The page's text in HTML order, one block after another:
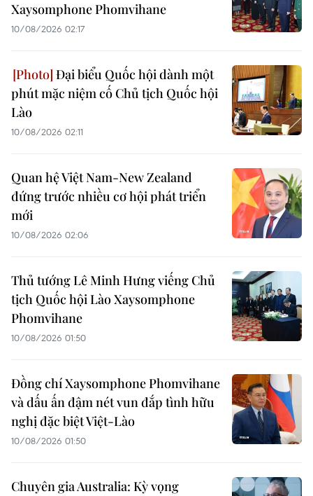
Xaysomphone Phomvihane
10/08/2026 02:17
Đại biểu Quốc hội dành một
phút mặc niệm cố Chủ tịch Quốc hội
Lào
10/08/2026 02:11
Quan hệ Việt Nam-New Zealand
đứng trước nhiều cơ hội phát triển
mới
10/08/2026 02:06
Thủ tướng Lê Minh Hưng viếng Chủ
tịch Quốc hội Lào Xaysomphone
Phomvihane
10/08/2026 01:50
Đồng chí Xaysomphone Phomvihane
và dấu ấn đậm nét vun đắp tình hữu
nghị đặc biệt Việt-Lào
10/08/2026 01:50
Chuyên gia Australia: Kỳ vọng